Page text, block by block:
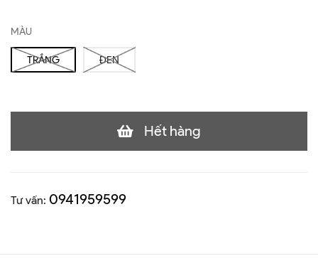
MÀU
TRẮNG ĐEN
Hết hàng
Tư vấn: 0941959599